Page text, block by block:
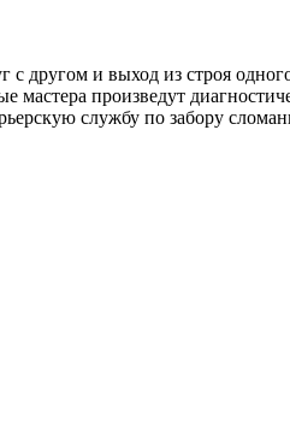
и выход из строя
мастера произведут
службу по забору